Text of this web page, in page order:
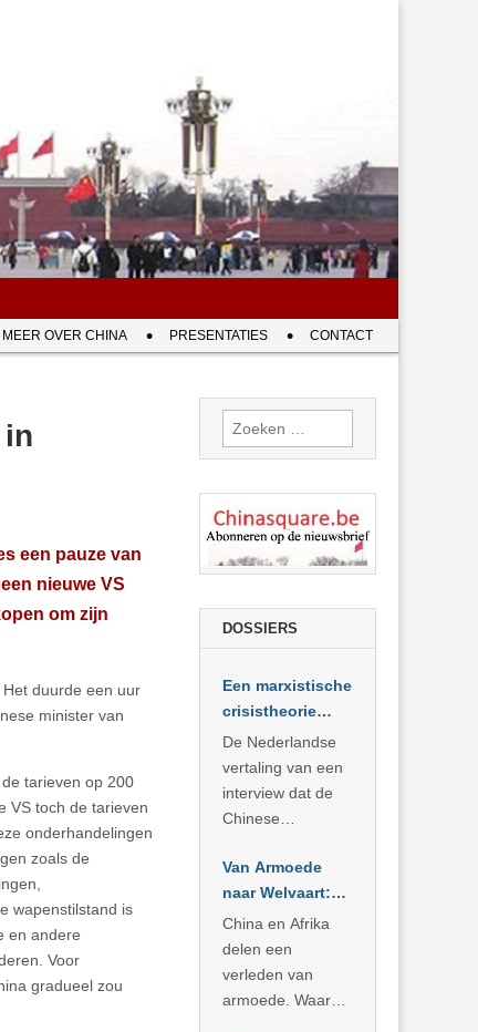
MEER OVER CHINA PRESENTATIES CONTACT
een pauze van
nieuwe VS
om zijn
duurde een uur
minister van
tarieven op 200
VS toch de tarieven
onderhandelingen
zoals de
wapenstilstand is
en andere
Voor
gradueel zou
Zoeken
naar:
DOSSIERS
Een marxistische
crisistheorie
voor vandaag
De Nederlandse
vertaling van een
interview dat de
Chinese
Sociale
Wetenschappen
afnam van de
Britse
marxistische
econoom Michael
Van Armoede
naar Welvaart:
Wat Afrika kan
leren van
China’s
economisch
China en Afrika
delen een
verleden van
armoede. Waar